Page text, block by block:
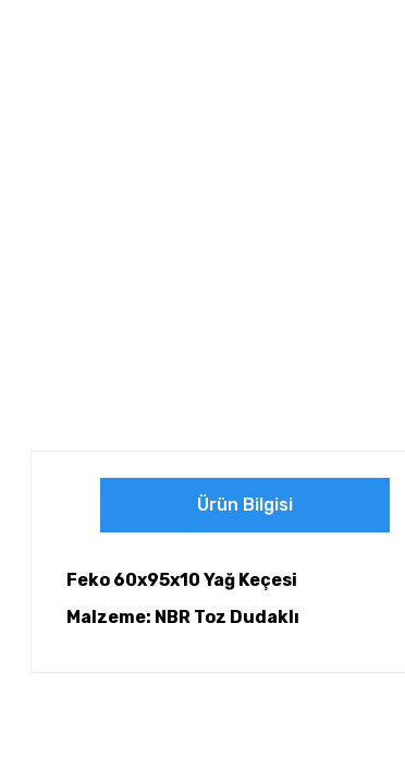
Ürün Bilgisi
Feko 60x95x10 Yağ Keçesi
Malzeme: NBR Toz Dudaklı